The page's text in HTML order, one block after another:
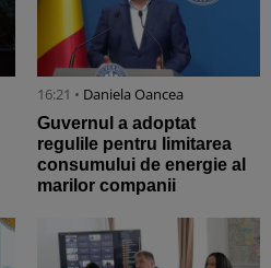
16:21 • Daniela Oancea
Guvernul a adoptat
regulile pentru limitarea
consumului de energie al
marilor companii